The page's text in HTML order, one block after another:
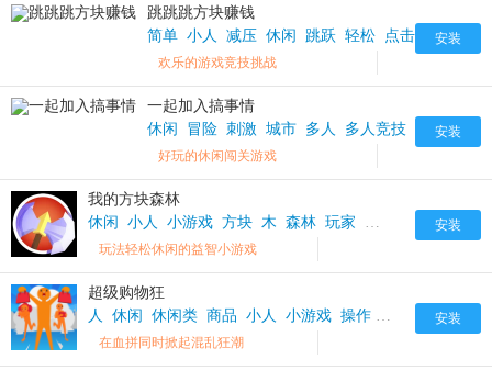
安装
跳跳跳方块赚钱
简单 小人 减压 休闲 跳跃 轻松 点击 模式
欢乐的游戏竞技挑战
安装
一起加入搞事情
休闲
冒险 刺激 城市 多人 多人竞技 小人
好玩的休闲闯关游戏
安装
我的方块森林
休闲
小人 小游戏 方块 木 森林 玩家 益智 轻松
玩法轻松休闲的益智小游戏
安装
超级购物狂
人
休闲 休闲类 商品 小人 小游戏 操作 收集 时间 游戏
在血拼同时掀起混乱狂潮